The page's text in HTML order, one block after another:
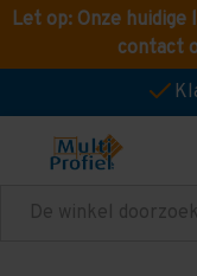
Let op: Onze huidige
contact
Zoeken